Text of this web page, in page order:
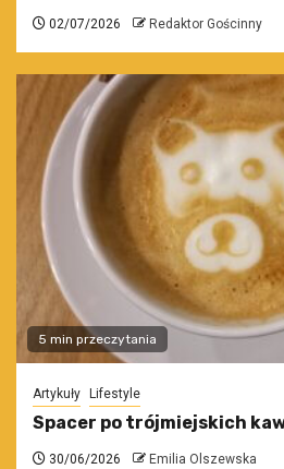
02/07/2026 Redaktor Gościnny
5 min przeczytania
Artykuły Lifestyle
Spacer po trójmiejskich
30/06/2026 Emilia Olszewska